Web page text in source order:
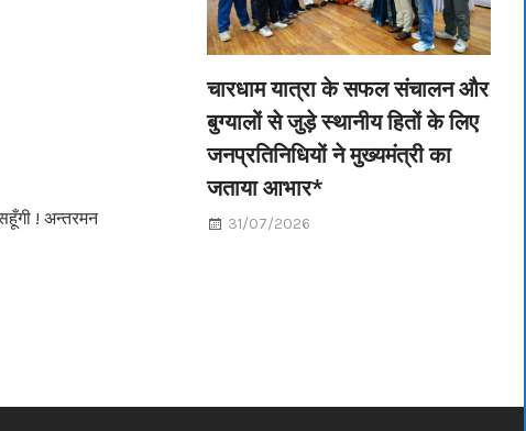
! अन्तरमन
चारधाम यात्रा के सफल संचालन और
बुग्यालों से जुड़े स्थानीय हितों के लिए
जनप्रतिनिधियों ने मुख्यमंत्री का
जताया आभार*
31/07/2026